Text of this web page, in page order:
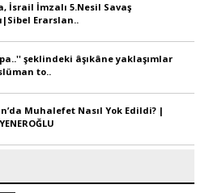
İsrail İmzalı 5.Nesil Savaş
Erarslan..
şeklindeki âşıkâne yaklaşımlar
to..
Muhalefet Nasıl Yok Edildi? |